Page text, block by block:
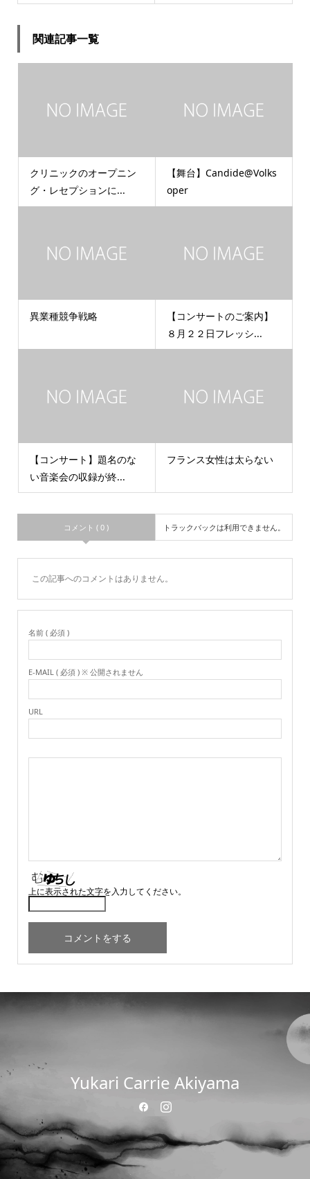
関連記事一覧
クリニックのオープニン
グ・レセプションに...
【舞台】Candide@Volks
oper
異業種競争戦略
【コンサートのご案内】
８月２２日フレッシ...
【コンサート】題名のな
い音楽会の収録が終...
フランス女性は太らない
コメント ( 0 ) トラックバックは利用できません。
この記事へのコメントはありません。
名前 ( 必須 )
E-MAIL ( 必須 ) ※ 公開されません
URL
上に表示された文字を入力してください。
Yukari Carrie Akiyama